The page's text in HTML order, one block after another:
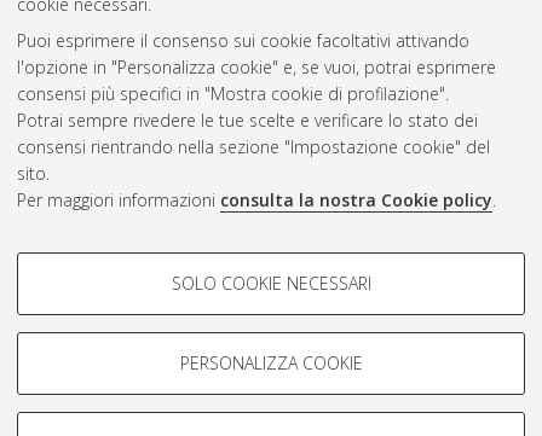
Puoi esprimere il consenso sui cookie facoltativi attivando
l'opzione in "Personalizza cookie" e, se vuoi, potrai esprimere
consensi più specifici in "Mostra cookie di profilazione".
Potrai sempre rivedere le tue scelte e verificare lo stato dei
consensi rientrando nella sezione "Impostazione cookie" del
sito.
Per maggiori informazioni consulta la nostra Cookie policy.
COOKIE DI PROFILAZIONE -
Si tratta di cookie utilizzati per analizzare le caratteristiche della
navigazione degli utenti, creare profili in base al loro comportamento
Mostra cookie di profilazione
SOLO COOKIE NECESSARI
PERSONALIZZA COOKIE
Atom
Rss 1.0
Rss 2.0
AMS Laurea
Impostazioni Cookie
Informativa sulla privacy
Condizioni d’uso del sito